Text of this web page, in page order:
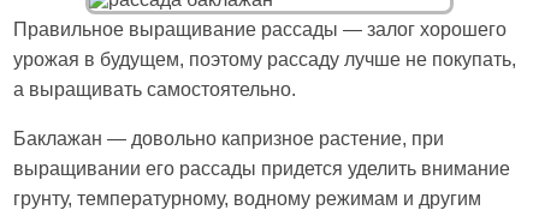
Правильное выращивание рассады — залог хорошего
урожая в будущем, поэтому рассаду лучше не покупать,
а выращивать самостоятельно.
Баклажан — довольно капризное растение, при
выращивании его рассады придется уделить внимание
грунту, температурному, водному режимам и другим